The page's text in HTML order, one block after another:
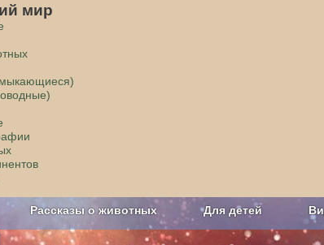
мир
Рассказы о животных Для детей
О проекте